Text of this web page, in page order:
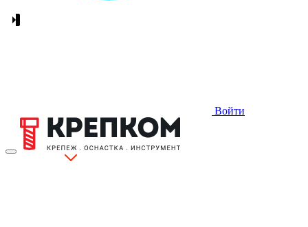
Войти